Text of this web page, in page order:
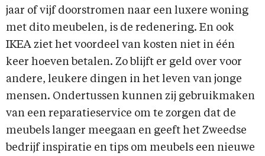
jaar of vijf doorstromen naar een luxere woning
met dito meubelen, is de redenering. En ook
IKEA ziet het voordeel van kosten niet in één
keer hoeven betalen. Zo blijft er geld over voor
andere, leukere dingen in het leven van jonge
mensen. Ondertussen kunnen zij gebruikmaken
van een reparatieservice om te zorgen dat de
meubels langer meegaan en geeft het Zweedse
bedrijf inspiratie en tips om meubels een nieuwe